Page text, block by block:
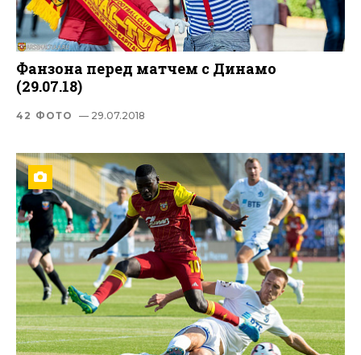
Фанзона перед матчем с Динамо
(29.07.18)
42 ФОТО — 29.07.2018